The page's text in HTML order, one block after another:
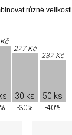
různé
277 Kč
30 ks
-30%
237 Kč
50 ks
-40%